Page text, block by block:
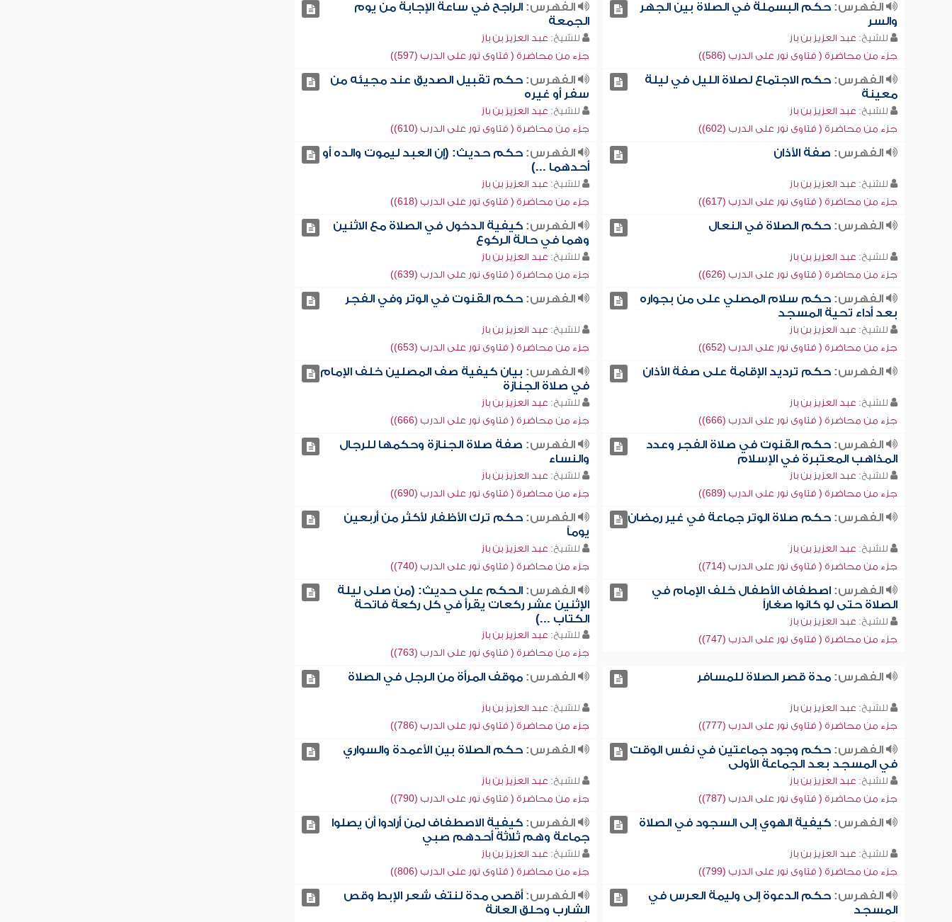
الفهرس:حكم البسملة في الصلاة بين الجهر
والسر
للشيخ: عبد العزيز بن باز
جزء من محاضرة ( فتاوى نور على الدرب (586))
الفهرس: الراجح في ساعة الإجابة من يوم
الجمعة
للشيخ: عبد العزيز بن باز
جزء من محاضرة ( فتاوى نور على الدرب (597))
الفهرس:حكم الاجتماع لصلاة الليل في ليلة
معينة
للشيخ: عبد العزيز بن باز
جزء من محاضرة ( فتاوى نور على الدرب (602))
الفهرس: حكم تقبيل الصديق عند مجيئه من
سفر أو غيره
للشيخ: عبد العزيز بن باز
جزء من محاضرة ( فتاوى نور على الدرب (610))
الفهرس: صفة الأذان
للشيخ: عبد العزيز بن باز
جزء من محاضرة ( فتاوى نور على الدرب (617))
الفهرس: حكم حديث: (إن العبد ليموت والده أو
أحدهما ...)
للشيخ: عبد العزيز بن باز
جزء من محاضرة ( فتاوى نور على الدرب (618))
الفهرس:حكم الصلاة في النعال
للشيخ: عبد العزيز بن باز
جزء من محاضرة ( فتاوى نور على الدرب (626))
الفهرس: كيفية الدخول في الصلاة مع الاثنين
وهما في حالة الركوع
للشيخ: عبد العزيز بن باز
جزء من محاضرة ( فتاوى نور على الدرب (639))
الفهرس:حكم سلام المصلي على من بجواره
بعد أداء تحية المسجد
للشيخ: عبد العزيز بن باز
جزء من محاضرة ( فتاوى نور على الدرب (652))
الفهرس: حكم القنوت في الوتر وفي الفجر
للشيخ: عبد العزيز بن باز
جزء من محاضرة ( فتاوى نور على الدرب (653))
الفهرس:حكم ترديد الإقامة على صفة الأذان
للشيخ: عبد العزيز بن باز
جزء من محاضرة ( فتاوى نور على الدرب (666))
الفهرس: بيان كيفية صف المصلين خلف الإمام
في صلاة الجنازة
للشيخ: عبد العزيز بن باز
جزء من محاضرة ( فتاوى نور على الدرب (666))
الفهرس:حكم القنوت في صلاة الفجر وعدد
المذاهب المعتبرة في الإسلام
للشيخ: عبد العزيز بن باز
جزء من محاضرة ( فتاوى نور على الدرب (689))
الفهرس: صفة صلاة الجنازة وحكمها للرجال
والنساء
للشيخ: عبد العزيز بن باز
جزء من محاضرة ( فتاوى نور على الدرب (690))
الفهرس:حكم صلاة الوتر جماعة في غير رمضان
للشيخ: عبد العزيز بن باز
جزء من محاضرة ( فتاوى نور على الدرب (714))
الفهرس: حكم ترك الأظفار لأكثر من أربعين
يوماً
للشيخ: عبد العزيز بن باز
جزء من محاضرة ( فتاوى نور على الدرب (740))
الفهرس:اصطفاف الأطفال خلف الإمام في
الصلاة حتى لو كانوا صغاراً
للشيخ: عبد العزيز بن باز
جزء من محاضرة ( فتاوى نور على الدرب (747))
الفهرس: الحكم على حديث: (من صلى ليلة
الإثنين عشر ركعات يقرأ في كل ركعة فاتحة
الكتاب ...)
للشيخ: عبد العزيز بن باز
جزء من محاضرة ( فتاوى نور على الدرب (763))
الفهرس:مدة قصر الصلاة للمسافر
للشيخ: عبد العزيز بن باز
جزء من محاضرة ( فتاوى نور على الدرب (777))
الفهرس: موقف المرأة من الرجل في الصلاة
للشيخ: عبد العزيز بن باز
جزء من محاضرة ( فتاوى نور على الدرب (786))
الفهرس:حكم وجود جماعتين في نفس الوقت
في المسجد بعد الجماعة الأولى
للشيخ: عبد العزيز بن باز
جزء من محاضرة ( فتاوى نور على الدرب (787))
الفهرس: حكم الصلاة بين الأعمدة والسواري
للشيخ: عبد العزيز بن باز
جزء من محاضرة ( فتاوى نور على الدرب (790))
الفهرس:كيفية الهوي إلى السجود في الصلاة
للشيخ: عبد العزيز بن باز
جزء من محاضرة ( فتاوى نور على الدرب (799))
الفهرس: كيفية الاصطفاف لمن أرادوا أن يصلوا
جماعة وهم ثلاثة أحدهم صبي
للشيخ: عبد العزيز بن باز
جزء من محاضرة ( فتاوى نور على الدرب (806))
الفهرس:حكم الدعوة إلى وليمة العرس في
المسجد
الفهرس: أقصى مدة لنتف شعر الإبط وقص
الشارب وحلق العانة